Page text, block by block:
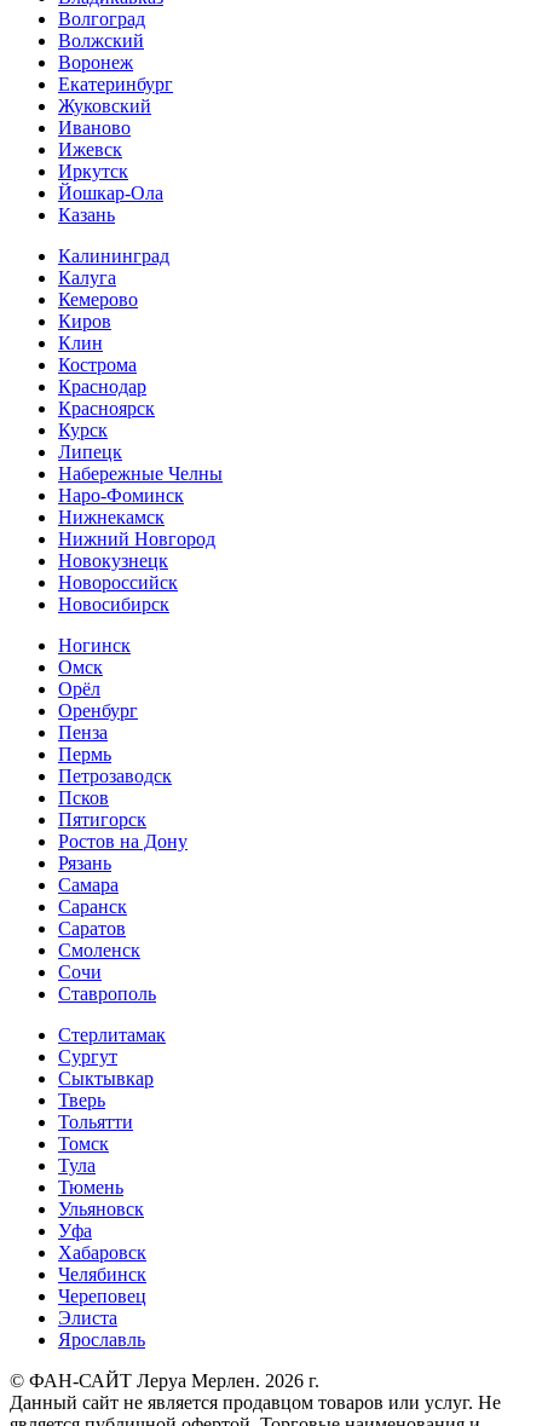
Волгоград
Волжский
Воронеж
Екатеринбург
Жуковский
Иваново
Ижевск
Иркутск
Йошкар-Ола
Казань
Калининград
Калуга
Кемерово
Киров
Клин
Кострома
Краснодар
Красноярск
Курск
Липецк
Набережные Челны
Наро-Фоминск
Нижнекамск
Нижний Новгород
Новокузнецк
Новороссийск
Новосибирск
Ногинск
Омск
Орёл
Оренбург
Пенза
Пермь
Петрозаводск
Псков
Пятигорск
Ростов на Дону
Рязань
Самара
Саранск
Саратов
Смоленск
Сочи
Ставрополь
Стерлитамак
Сургут
Сыктывкар
Тверь
Тольятти
Томск
Тула
Тюмень
Ульяновск
Уфа
Хабаровск
Челябинск
Череповец
Элиста
Ярославль
© ФАН-САЙТ Леруа Мерлен. 2026 г.
Данный сайт не является продавцом товаров или услуг. Не